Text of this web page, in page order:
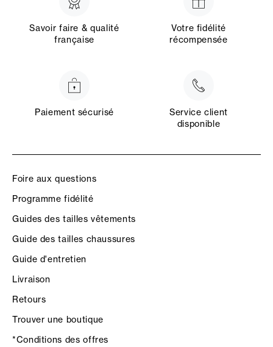
Savoir faire & qualité
française
Votre fidélité
récompensée
Paiement sécurisé
Service client
disponible
Foire aux questions
Programme fidélité
Guides des tailles vêtements
Guide des tailles chaussures
Guide d'entretien
Livraison
Retours
Trouver une boutique
*Conditions des offres